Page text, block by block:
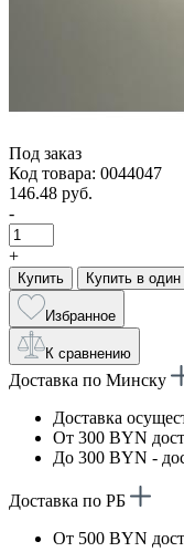
Под заказ
Код товара: 0044047
146.48 руб.
-
+
Купить Купить в один
Избранное
К сравнению
Доставка по Минску
Доставка
От 300 BYN
До 300 BYN -
Доставка по РБ
От 500 BYN